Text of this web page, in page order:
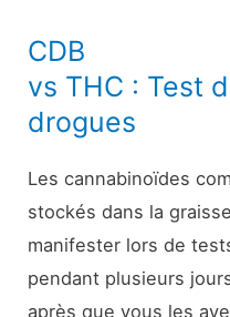
CDB
vs THC : Test
drogues
Les cannabinoïdes
stockés dans la
manifester lors de
pendant plusieurs
après que vous les